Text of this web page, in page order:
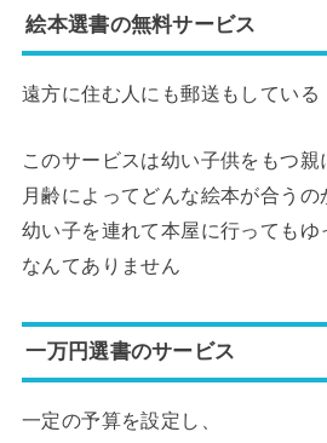
絵本選書の無料サービス
遠方に住む人にも郵送もしている
このサービスは幼い子供をもつ親
月齢によってどんな絵本が合うの
幼い子を連れて本屋に行ってもゆ
なんてありません
一万円選書のサービス
一定の予算を設定し、